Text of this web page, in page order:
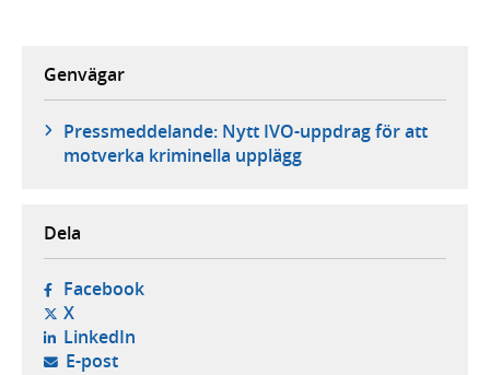
Genvägar
Pressmeddelande: Nytt IVO-uppdrag för att
motverka kriminella upplägg
Dela
Facebook- öppnas i ny flik, extern webbplats,
X- öppnas i ny flik, extern webbplats,
LinkedIn- öppnas i ny flik, extern webbplats,
E-post- öppnar din e-postklient,